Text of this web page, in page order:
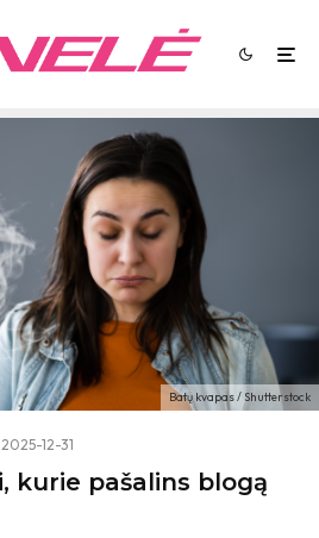
Batų kvapas / Shutterstock
2025-12-31
kurie pašalins blogą